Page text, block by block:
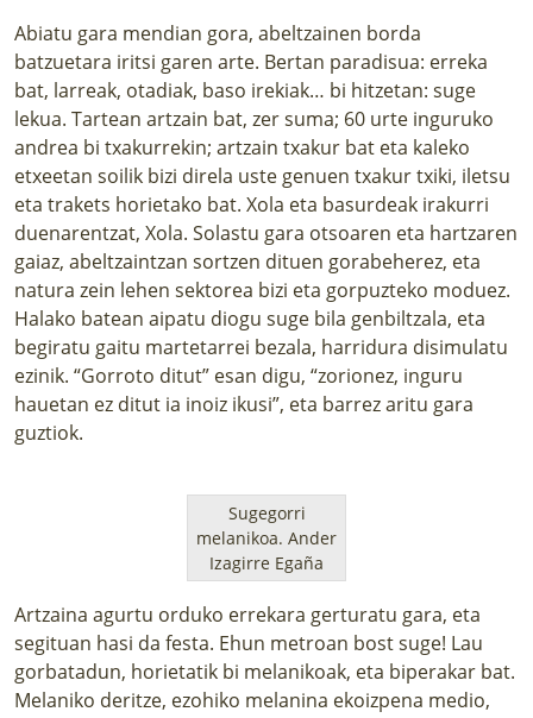
Abiatu gara mendian gora, abeltzainen borda
batzuetara iritsi garen arte. Bertan paradisua: erreka
bat, larreak, otadiak, baso irekiak… bi hitzetan: suge
lekua. Tartean artzain bat, zer suma; 60 urte inguruko
andrea bi txakurrekin; artzain txakur bat eta kaleko
etxeetan soilik bizi direla uste genuen txakur txiki, iletsu
eta trakets horietako bat. Xola eta basurdeak irakurri
duenarentzat, Xola. Solastu gara otsoaren eta hartzaren
gaiaz, abeltzaintzan sortzen dituen gorabeherez, eta
natura zein lehen sektorea bizi eta gorpuzteko moduez.
Halako batean aipatu diogu suge bila genbiltzala, eta
begiratu gaitu martetarrei bezala, harridura disimulatu
ezinik. “Gorroto ditut” esan digu, “zorionez, inguru
hauetan ez ditut ia inoiz ikusi”, eta barrez aritu gara
guztiok.
Sugegorri
melanikoa. Ander
Izagirre Egaña
Artzaina agurtu orduko errekara gerturatu gara, eta
segituan hasi da festa. Ehun metroan bost suge! Lau
gorbatadun, horietatik bi melanikoak, eta biperakar bat.
Melaniko deritze, ezohiko melanina ekoizpena medio,